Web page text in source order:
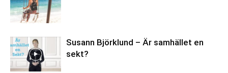
Susann Björklund – Är samhället en
sekt?